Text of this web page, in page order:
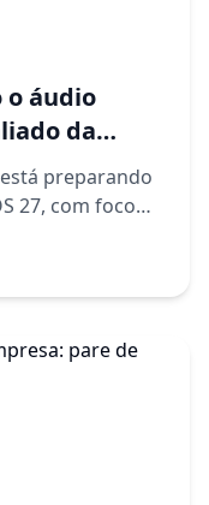
o áudio
da
preparando
27, com foco
parecer, à